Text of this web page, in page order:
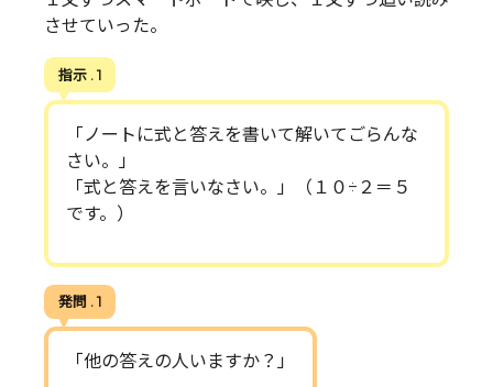
させていった。
指示 . 1
「ノートに式と答えを書いて解いてごらんな
さい。」
「式と答えを言いなさい。」（１０÷２＝５
です。）
発問 . 1
「他の答えの人いますか？」